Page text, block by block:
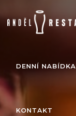
DENNÍ NABÍDKA
KONTAKT